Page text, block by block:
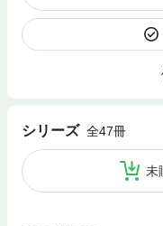
シリーズ 全47冊
未